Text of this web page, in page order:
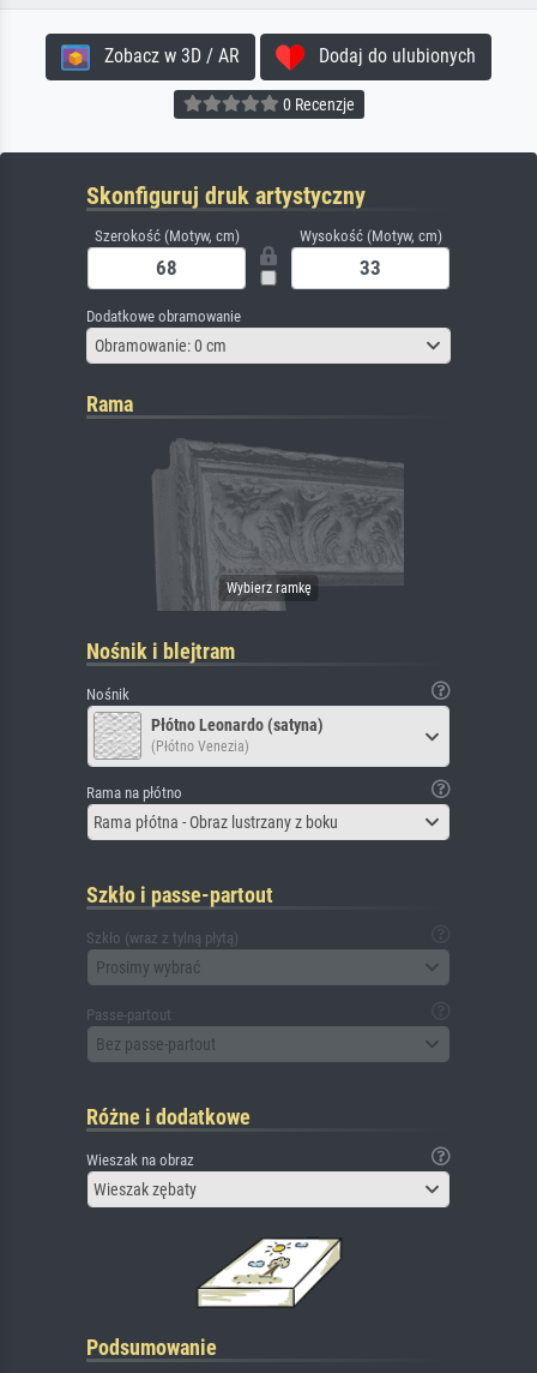
Zobacz w 3D / AR Dodaj do ulubionych
0 Recenzje
Skonfiguruj druk artystyczny
Szerokość (Motyw, cm) Wysokość (Motyw, cm)
Dodatkowe obramowanie
Obramowanie: 0 cm
Rama
Nośnik i blejtram
Nośnik
Płótno Leonardo (satyna)
(Płótno Venezia)
Rama na płótno
Rama płótna - Obraz lustrzany z boku
Szkło i passe-partout
Szkło (wraz z tylną płytą)
Prosimy wybrać
Passe-partout
Bez passe-partout
Różne i dodatkowe
Wieszak na obraz
Wieszak zębaty
Podsumowanie